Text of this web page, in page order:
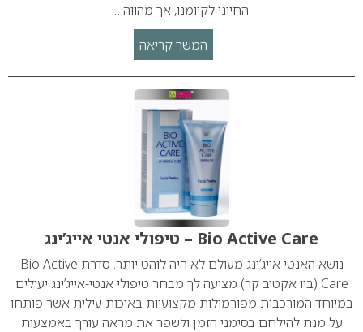
החיוני לקיומנו, אך מהווה…
המשך קריאה
Bio Active Care – טיפולי אנטי אייג’ינג
נושא האנטי אייג’ינג מעולם לא היה לוהט יותר. סדרת Bio Active
Care (ביו אקטיב קר) מציעה לך מבחר טיפולי אנטי-אייג’ינג יעילים
במיוחד המורכבות מפורמולות מקצועיות באיכות עילית אשר פותחו
על מנת להילחם בסימני הזמן ולשפר את מראה עורך באמצעות